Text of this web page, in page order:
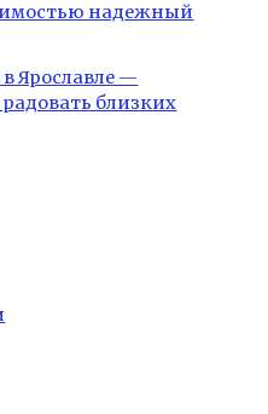
надежный
Ярославле —
близких